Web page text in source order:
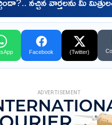
Facebook (Twitter)
ADVERTISEMENT